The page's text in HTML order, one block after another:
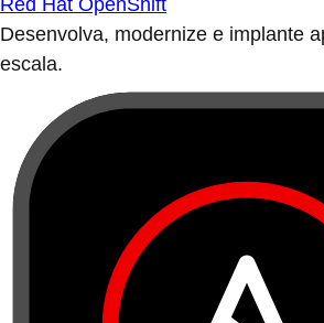
Red Hat OpenShift
Desenvolva, modernize e implante
escala.